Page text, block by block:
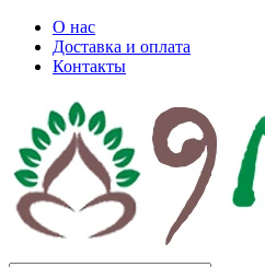
О нас
Доставка и оплата
Контакты